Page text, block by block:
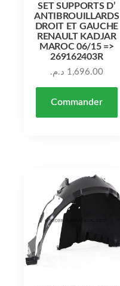
SET SUPPORTS D’
ANTIBROUILLARDS
DROIT ET GAUCHE
RENAULT KADJAR
MAROC 06/15 =>
269162403R
1,696.00 د.م.
Commander